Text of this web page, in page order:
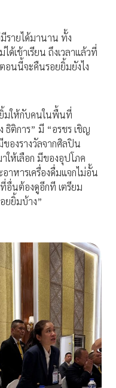
ายได้มานาน ทั้ง
ด้เข้าเรียน ถึงเวลาแล้วที่
อนนี้จะคืนรอยยิ้มยังไง
ยิ้มให้กับคนในพื้นที่
ติการ” มี “อรชร เชิญ
ของรางวัลจากศิลปิน
ให้เลือก มีของอุปโภค
าหารเครื่องดื่มแจกไม่อั้น
อื่นต้องดูอีกที เตรียม
ยยิ้มบ้าง”